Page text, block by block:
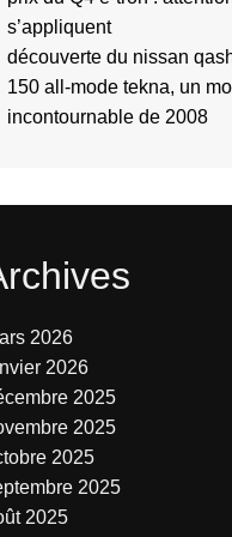
s’appliquent
découverte du nissan
150 all-mode tekna, un
incontournable de 2008
2026
2026
2025
2025
2025
2025
2025